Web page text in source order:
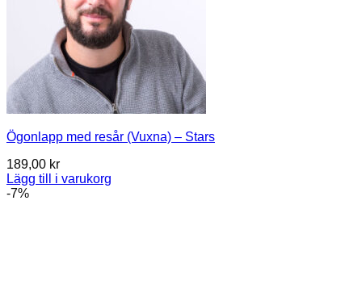
Ögonlapp med resår (Vuxna) – Stars
189,00 kr
Lägg till i varukorg
-7%